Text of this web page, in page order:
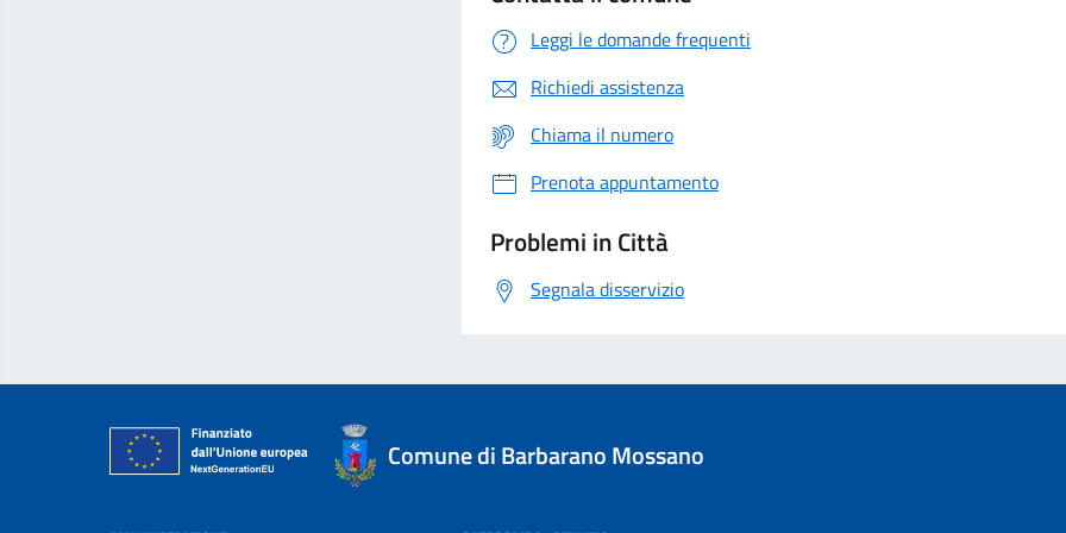
Leggi le domande frequenti
Richiedi assistenza
Chiama il numero
Prenota appuntamento
Problemi in Città
Segnala disservizio
Comune di Barbarano Mossano